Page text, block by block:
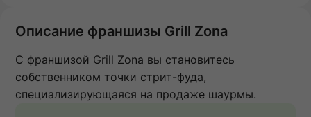
Описание франшизы Grill Zona
С франшизой Grill Zonа вы становитесь
собственником точки стрит-фуда,
специализирующаяся на продаже шаурмы.